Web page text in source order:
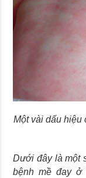
Một vài dấu hiệu
Dưới đây là một
bệnh mề đay ở